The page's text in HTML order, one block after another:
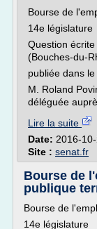
Bourse de
14e législature
Question
(Bouches-du-
publiée dans
M. Roland
déléguée
Lire la suite
Date: 2016-
Site : senat.fr
Bourse de
publique
Bourse de
14e législature